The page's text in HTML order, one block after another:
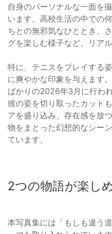
自身のパーソナルな一面を
います。高校生活の中での
ちとの無邪気なひととき、
グを楽しむ様子など、リア
特に、テニスをプレイする
に爽やかな印象を与えます
ばかりの2026年3月に行わ
彼の姿を切り取ったカット
アを盛り込み、存在感を放
物をまとった幻想的なシー
ています。
2つの物語が楽し
本写真集には「もしも違う